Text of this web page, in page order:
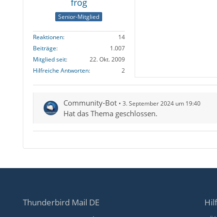
frog
Senior-Mitglied
Reaktionen
14
Beiträge
1.007
Mitglied seit
22. Okt. 2009
Hilfreiche Antworten
2
Community-Bot 3. September 2024 um 19:40
Hat das Thema geschlossen.
Thunderbird Mail DE